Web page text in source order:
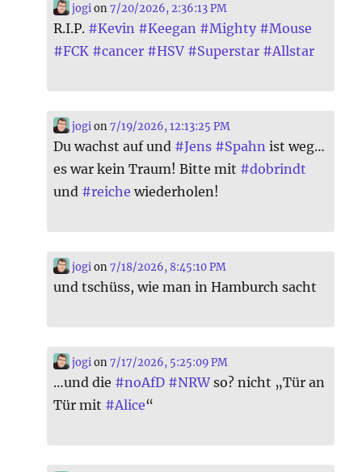
jogi on7/20/2026, 2:36:13 PM
R.I.P. #Kevin #Keegan #Mighty #Mouse
#FCK #cancer #HSV #Superstar #Allstar
jogi on7/19/2026, 12:13:25 PM
Du wachst auf und #Jens #Spahn ist weg…
es war kein Traum! Bitte mit #dobrindt
und #reiche wiederholen!
jogi on7/18/2026, 8:45:10 PM
und tschüss, wie man in Hamburch sacht
jogi on7/17/2026, 5:25:09 PM
…und die #noAfD #NRWso? nicht „Tür an
Tür mit #Alice“